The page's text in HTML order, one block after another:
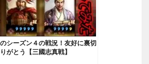
のシーズン４の戦況！友好に裏切
がとう【三國志真戦】